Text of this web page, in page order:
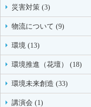
災害対策 (3)
物流について (9)
環境 (13)
環境推進（花壇） (18)
環境未来創造 (33)
講演会 (1)